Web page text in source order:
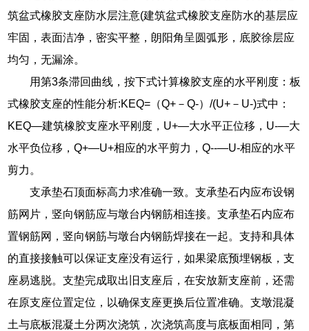
筑盆式橡胶支座防水层注意(建筑盆式橡胶支座防水的基层应
牢固，表面洁净，密实平整，朗阳角呈圆弧形，底胶徐层应
均匀，无漏涂。
用第3条滞回曲线，按下式计算橡胶支座的水平刚度：板
式橡胶支座的性能分析:KEQ=（Q+－Q-）/(U+－U-)式中：
KEQ―建筑橡胶支座水平刚度，U+―大水平正位移，U-―大
水平负位移，Q+―U+相应的水平剪力，Q--―U-相应的水平
剪力。
支承垫石顶面标高力求准确一致。支承垫石内应布设钢
筋网片，竖向钢筋应与墩台内钢筋相连接。支承垫石内应布
置钢筋网，竖向钢筋与墩台内钢筋焊接在一起。支持和具体
的直接接触可以保证支座没有运行，如果梁底预埋钢板，支
座易逃脱。支垫完成取出旧支座后，在安放新支座前，还需
在原支座位置定位，以确保支座更换后位置准确。支墩混凝
土与底板混凝土分两次浇筑，次浇筑高度与底板面相同，第